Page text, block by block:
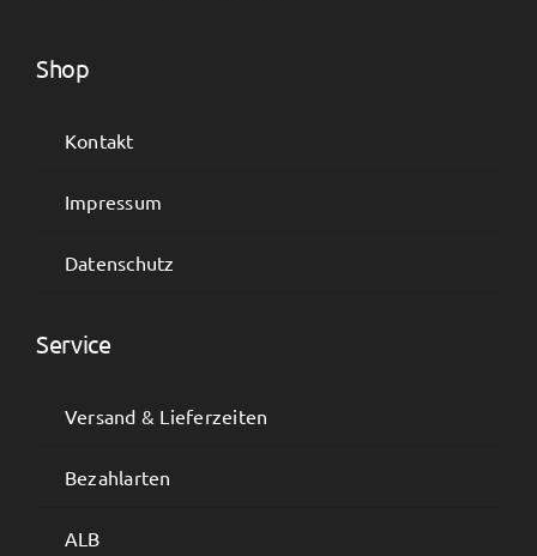
Shop
Kontakt
Impressum
Datenschutz
Service
Versand & Lieferzeiten
Bezahlarten
ALB